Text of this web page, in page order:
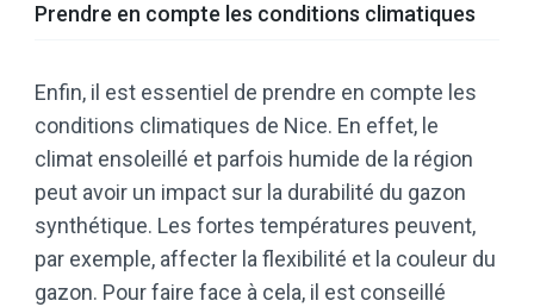
Prendre en compte les conditions climatiques
Enfin, il est essentiel de prendre en compte les
conditions climatiques de Nice. En effet, le
climat ensoleillé et parfois humide de la région
peut avoir un impact sur la durabilité du gazon
synthétique. Les fortes températures peuvent,
par exemple, affecter la flexibilité et la couleur du
gazon. Pour faire face à cela, il est conseillé